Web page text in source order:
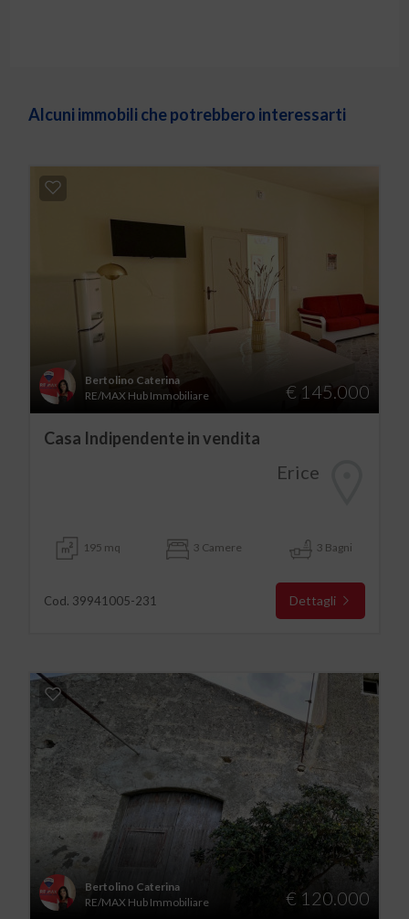
Alcuni immobili che potrebbero interessarti
Bertolino Caterina
RE/MAX Hub Immobiliare
€ 145.000
Casa Indipendente in vendita
Erice
195 mq 3 Camere 3 Bagni
Cod. 39941005-231 Dettagli
Bertolino Caterina
RE/MAX Hub Immobiliare
€ 120.000